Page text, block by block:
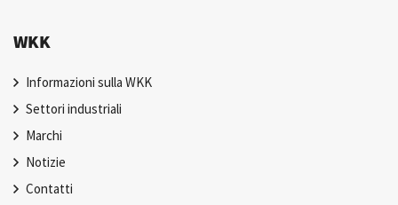
WKK
Informazioni sulla WKK
Settori industriali
Marchi
Notizie
Contatti